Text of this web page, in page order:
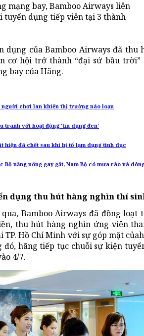
mạng bay, Bamboo Airways liên
tuyển dụng tiếp viên tại 3 thành
dụng của Bamboo Airways đã
cơ hội trở thành “đại sứ bầu
bay của Hãng.
chơi lan khiến thị trường náo loạn
tranh với hoạt động 'tín dụng đen'
hiện đã chết sau khi bị tố lạm dụng tình dục
Bộ nắng nóng gay gắt, Nam Bộ có mưa rào và
dụng thu hút hàng nghìn thí
Bamboo Airways đã đồng
thu hút hàng nghìn ứng viên
TP. Hồ Chí Minh với sự góp mặt
hãng tiếp tục chuỗi sự kiện
4/7.